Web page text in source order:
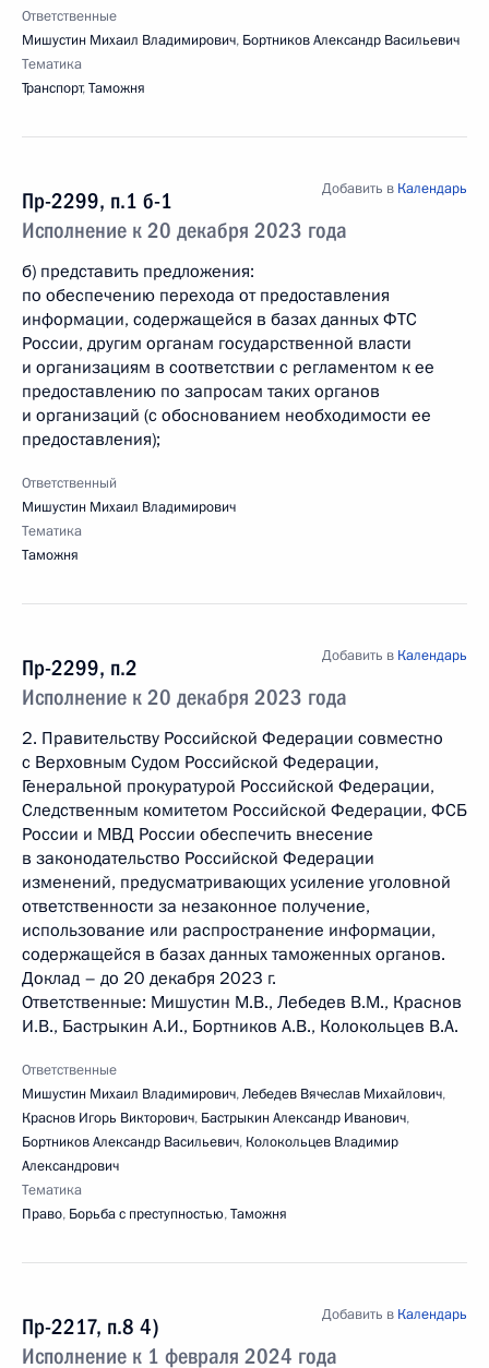
Ответственные
Мишустин Михаил Владимирович, Бортников Александр Васильевич
Тематика
Транспорт,Таможня
Пр-2299, п.1 б-1
Исполнение к 20 декабря 2023 года
Добавить в Календарь
б) представить предложения:
по обеспечению перехода от предоставления
информации, содержащейся в базах данных ФТС
России, другим органам государственной власти
и организациям в соответствии с регламентом к ее
предоставлению по запросам таких органов
и организаций (с обоснованием необходимости ее
предоставления);
Ответственный
Мишустин Михаил Владимирович
Тематика
Таможня
Пр-2299, п.2
Исполнение к 20 декабря 2023 года
Добавить в Календарь
2. Правительству Российской Федерации совместно
с Верховным Судом Российской Федерации,
Генеральной прокуратурой Российской Федерации,
Следственным комитетом Российской Федерации, ФСБ
России и МВД России обеспечить внесение
в законодательство Российской Федерации
изменений, предусматривающих усиление уголовной
ответственности за незаконное получение,
использование или распространение информации,
содержащейся в базах данных таможенных органов.
Доклад – до 20 декабря 2023 г.
Ответственные: Мишустин М.В., Лебедев В.М., Краснов
И.В., Бастрыкин А.И., Бортников А.В., Колокольцев В.А.
Ответственные
Мишустин Михаил Владимирович,Лебедев Вячеслав Михайлович,
Краснов Игорь Викторович, Бастрыкин Александр Иванович,
Бортников Александр Васильевич, Колокольцев Владимир
Александрович
Тематика
Право, Борьба с преступностью,Таможня
Пр-2217, п.8 4)
Исполнение к 1 февраля 2024 года
Добавить в Календарь